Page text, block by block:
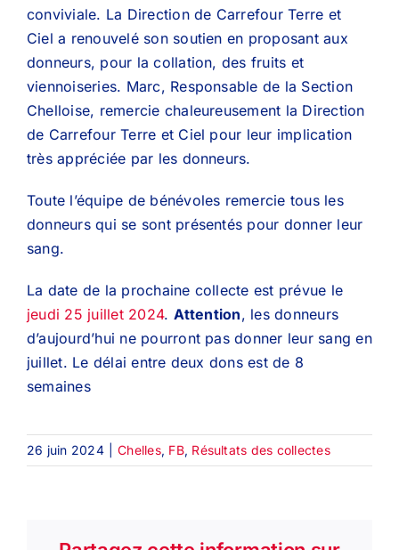
conviviale. La Direction de Carrefour Terre et
Ciel a renouvelé son soutien en proposant aux
donneurs, pour la collation, des fruits et
viennoiseries. Marc, Responsable de la Section
Chelloise, remercie chaleureusement la Direction
de Carrefour Terre et Ciel pour leur implication
très appréciée par les donneurs.
Toute l’équipe de bénévoles remercie tous les
donneurs qui se sont présentés pour donner leur
sang.
La date de la prochaine collecte est prévue le
jeudi 25 juillet 2024. Attention, les donneurs
d’aujourd’hui ne pourront pas donner leur sang en
juillet. Le délai entre deux dons est de 8
semaines
26 juin 2024 Chelles, FB, Résultats des collectes